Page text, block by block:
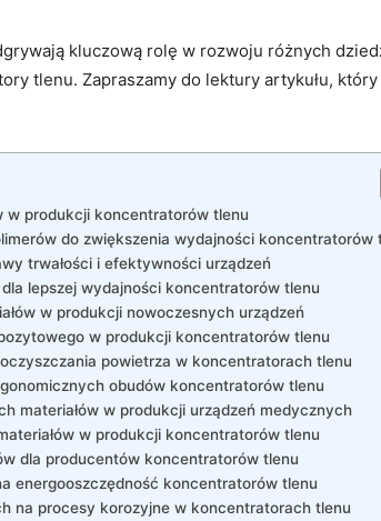
kluczową rolę ‍w rozwoju różnych
⁤tlenu. ‌Zapraszamy do lektury artykułu,
w produkcji koncentratorów tlenu
do zwiększenia wydajności koncentratorów
trwałości i efektywności urządzeń
lepszej‌ wydajności ‍koncentratorów tlenu
w ​produkcji nowoczesnych urządzeń
w produkcji koncentratorów tlenu
powietrza w koncentratorach tlenu
obudów koncentratorów tlenu
materiałów w ⁤produkcji urządzeń medycznych
w produkcji koncentratorów tlenu
dla producentów ​koncentratorów tlenu
energooszczędność koncentratorów tlenu
na procesy korozyjne w koncentratorach tlenu